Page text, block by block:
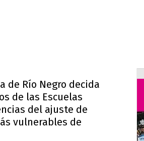
de Río Negro decida
de las Escuelas
del ajuste de
vulnerables de